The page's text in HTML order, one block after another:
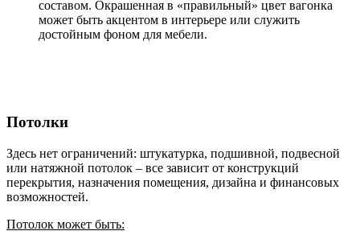
составом. Окрашенная в «правильный» цвет вагонка
может быть акцентом в интерьере или служить
достойным фоном для мебели.
Потолки
Здесь нет ограничений: штукатурка, подшивной, подвесной
или натяжной потолок – все зависит от конструкций
перекрытия, назначения помещения, дизайна и финансовых
возможностей.
Потолок может быть: